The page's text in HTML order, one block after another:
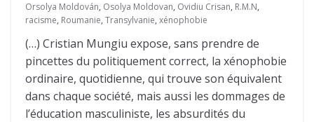
Orsolya Moldován, Osolya Moldovan, Ovidiu Crisan, R.M.N,
racisme, Roumanie, Transylvanie, xénophobie
(…) Cristian Mungiu expose, sans prendre de
pincettes du politiquement correct, la xénophobie
ordinaire, quotidienne, qui trouve son équivalent
dans chaque société, mais aussi les dommages de
l’éducation masculiniste, les absurdités du